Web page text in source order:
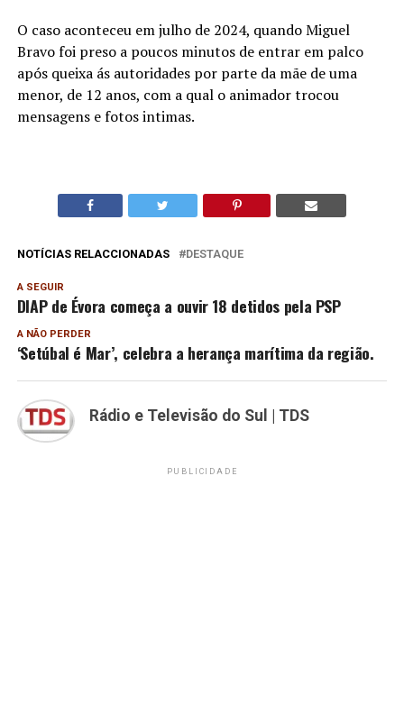
O caso aconteceu em julho de 2024, quando Miguel
Bravo foi preso a poucos minutos de entrar em palco
após queixa ás autoridades por parte da mãe de uma
menor, de 12 anos, com a qual o animador trocou
mensagens e fotos intimas.
NOTÍCIAS RELACCIONADAS DESTAQUE
A SEGUIR
DIAP de Évora começa a ouvir 18 detidos pela PSP
A NÃO PERDER
‘Setúbal é Mar’, celebra a herança marítima da região.
Rádio e Televisão do Sul | TDS
PUBLICIDADE